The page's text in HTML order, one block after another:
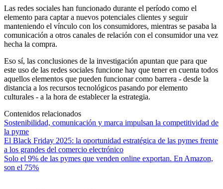
Las redes sociales han funcionado durante el período como el
elemento para captar a nuevos potenciales clientes y seguir
manteniendo el vínculo con los consumidores, mientras se pasaba la
comunicación a otros canales de relación con el consumidor una vez
hecha la compra.
Eso sí, las conclusiones de la investigación apuntan que para que
este uso de las redes sociales funcione hay que tener en cuenta todos
aquellos elementos que pueden funcionar como barrera - desde la
distancia a los recursos tecnológicos pasando por elemento
culturales - a la hora de establecer la estrategia.
Contenidos relacionados
Sostenibilidad, comunicación y marca impulsan la competitividad de
la pyme
El Black Friday 2025: la oportunidad estratégica de las pymes frente
a los grandes del comercio electrónico
Solo el 9% de las pymes que venden online exportan. En Amazon,
son el 75%